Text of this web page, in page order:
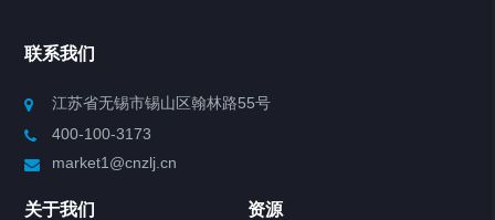
制冷加热动态控温系统
联系我们
江苏省无锡市锡山区翰林路55号
400-100-3173
market1@cnzlj.cn
关于我们 资源